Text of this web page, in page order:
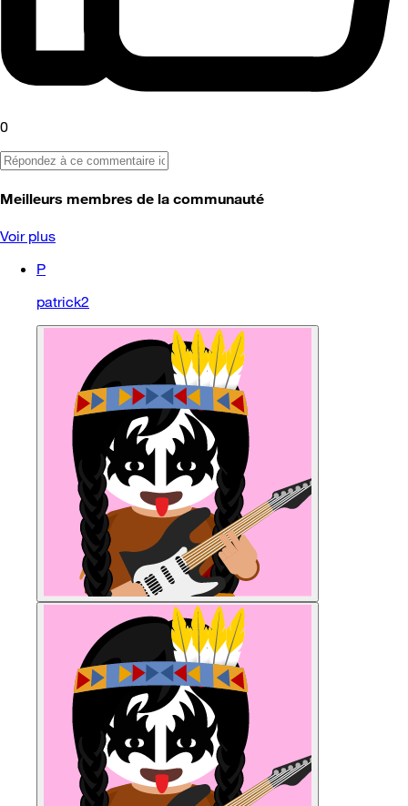
0
Meilleurs membres de la communauté
Voir plus
P
patrick2